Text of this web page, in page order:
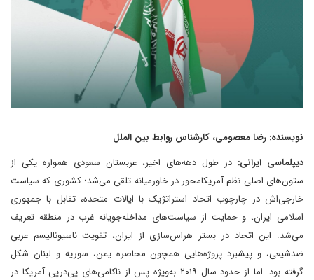
نویسنده: رضا معصومی، کارشناس روابط بین الملل
دیپلماسی ایرانی: در طول دهه‌های اخیر، عربستان سعودی همواره یکی از
ستون‌های اصلی نظم آمریکامحور در خاورمیانه تلقی می‌شد؛ کشوری که سیاست
خارجی‌اش در چارچوب اتحاد استراتژیک با ایالات متحده، تقابل با جمهوری
اسلامی ایران، و حمایت از سیاست‌های مداخله‌جویانه غرب در منطقه تعریف
می‌شد. این اتحاد در بستر هراس‌سازی از ایران، تقویت ناسیونالیسم عربی
ضدشیعی، و پیشبرد پروژه‌هایی همچون محاصره یمن، سوریه و لبنان شکل
گرفته بود. اما از حدود سال ۲۰۱۹ به‌ویژه پس از ناکامی‌های پی‌در‌پی آمریکا در